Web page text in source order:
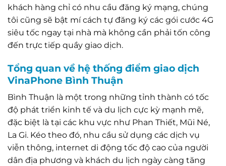
khách hàng chỉ có nhu cầu đăng ký mạng, chúng
tôi cũng sẽ bật mí cách tự đăng ký các gói cước 4G
siêu tốc ngay tại nhà mà không cần phải tốn công
đến trực tiếp quầy giao dịch.
Tổng quan về hệ thống điểm giao dịch
VinaPhone Bình Thuận
Bình Thuận là một trong những tỉnh thành có tốc
độ phát triển kinh tế và du lịch cực kỳ mạnh mẽ,
đặc biệt là tại các khu vực như Phan Thiết, Mũi Né,
La Gi. Kéo theo đó, nhu cầu sử dụng các dịch vụ
viễn thông, internet di động tốc độ cao của người
dân địa phương và khách du lịch ngày càng tăng